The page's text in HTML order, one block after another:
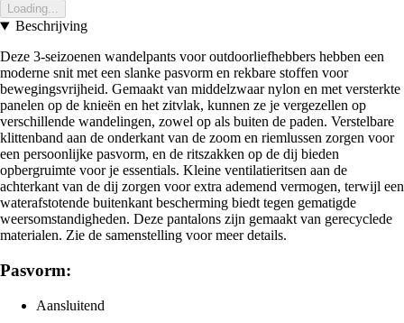
Loading...
Beschrijving
Deze 3-seizoenen wandelpants voor outdoorliefhebbers hebben een
moderne snit met een slanke pasvorm en rekbare stoffen voor
bewegingsvrijheid. Gemaakt van middelzwaar nylon en met versterkte
panelen op de knieën en het zitvlak, kunnen ze je vergezellen op
verschillende wandelingen, zowel op als buiten de paden. Verstelbare
klittenband aan de onderkant van de zoom en riemlussen zorgen voor
een persoonlijke pasvorm, en de ritszakken op de dij bieden
opbergruimte voor je essentials. Kleine ventilatieritsen aan de
achterkant van de dij zorgen voor extra ademend vermogen, terwijl een
waterafstotende buitenkant bescherming biedt tegen gematigde
weersomstandigheden. Deze pantalons zijn gemaakt van gerecyclede
materialen. Zie de samenstelling voor meer details.
Pasvorm:
Aansluitend